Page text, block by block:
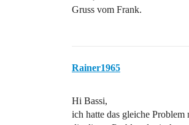
Gruss vom Frank.
Rainer1965
Hi Bassi,
ich hatte das gleiche